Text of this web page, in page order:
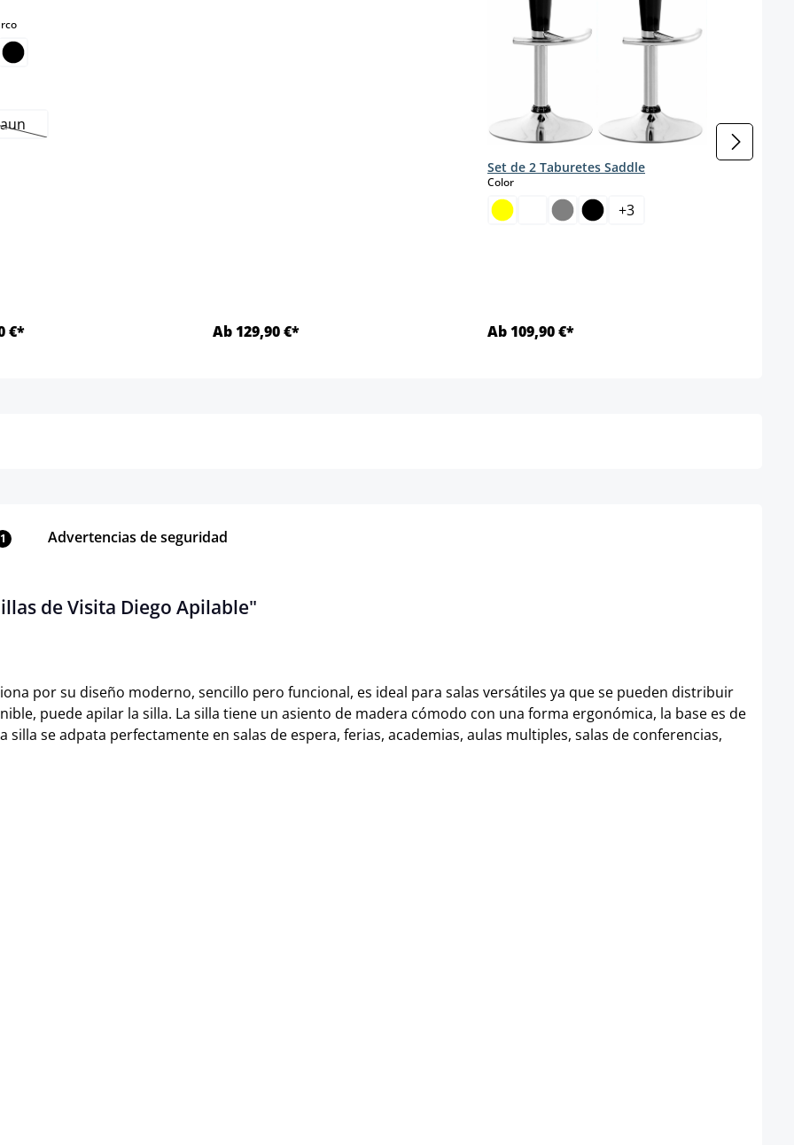
select
opción no está disponible en este momento.)
€* Ab 129,90 €*
Set de 2 Taburetes Saddle
Colorselect
+3
Ab 109,90 €*
1 Advertencias de seguridad
de Visita Diego Apilable"
por su diseño moderno, sencillo pero funcional, es ideal para salas versátiles ya que se pueden distribuir
puede apilar la silla. La silla tiene un asiento de madera cómodo con una forma ergonómica, la base es de
se adpata perfectamente en salas de espera, ferias, academias, aulas multiples, salas de conferencias,